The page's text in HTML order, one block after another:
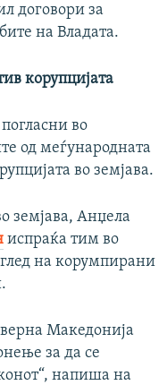
договори за
на Владата.
корупцијата
во
од меѓународната
во земјава.
земјава, Анџела
испраќа тим во
на корумпирани
Македонија
за да се
напиша на